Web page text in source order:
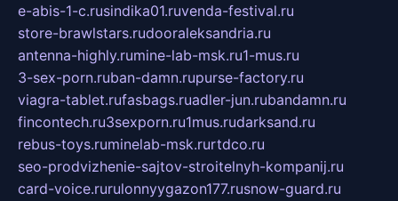
e-abis-1-c.rusindika01.ruvenda-festival.ru
store-brawlstars.rudooraleksandria.ru
antenna-highly.rumine-lab-msk.ru1-mus.ru
3-sex-porn.ruban-damn.rupurse-factory.ru
viagra-tablet.rufasbags.ruadler-jun.rubandamn.ru
fincontech.ru3sexporn.ru1mus.rudarksand.ru
rebus-toys.ruminelab-msk.rurtdco.ru
seo-prodvizhenie-sajtov-stroitelnyh-kompanij.ru
card-voice.rurulonnyygazon177.rusnow-guard.ru